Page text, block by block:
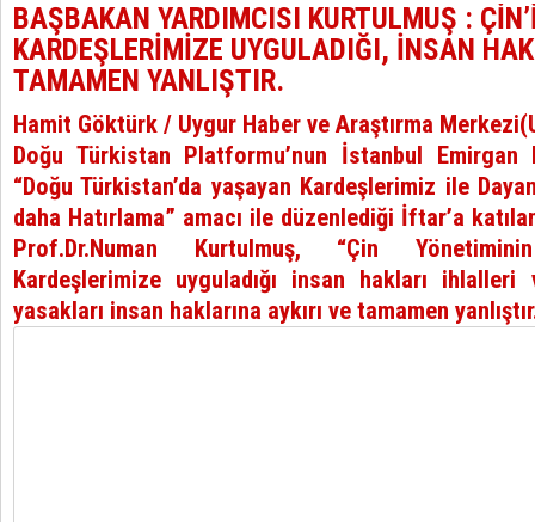
MHP’DEN URUMÇİ KATLİAMI MESAJİ : 05.07.2009
ÇİN’İN ANKARA BÜYÜKELÇİSİ JİANG’İN TRABZON
BAŞBAKAN YARDIMCISI KURTULMUŞ :
KARDEŞLERİMİZE UYGULADIĞI, İNSAN
TAMAMEN YANLIŞTIR.
Hamit Göktürk / Uygur Haber ve Araştırma
Doğu Türkistan Platformu’nun İstanbul Emirgan
“Doğu Türkistan’da yaşayan Kardeşlerimiz ile
daha Hatırlama” amacı ile düzenlediği İftar’a
Prof.Dr.Numan Kurtulmuş, “Çin
Kardeşlerimize uyguladığı insan hakları
yasakları insan haklarına aykırı ve tamamen